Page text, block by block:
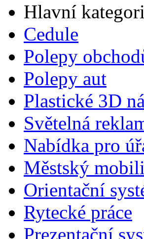
Hlavní
Cedule
Polepy
Polepy aut
Plastické 3D
Světelná
Nabídka pro
Městský
Orientační
Rytecké práce
Prezentační